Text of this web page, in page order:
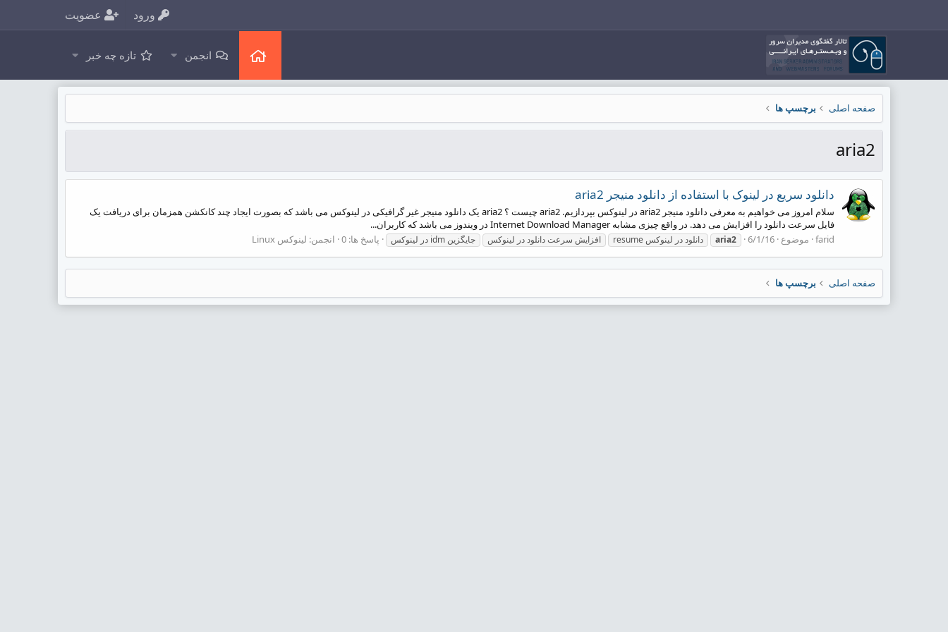
ورود عضویت
انجمن تازه چه خبر
صفحه اصلی برچسپ ها
aria2
دانلود سریع در لینوک با استفاده از دانلود منیجر aria2
سلام امروز می خواهیم به معرفی دانلود منیجر aria2 در لینوکس بپردازیم. aria2 چیست ؟ aria2 یک دانلود منیجر غیر گرافیکی در لینوکس می باشد که بصورت ایجاد چند کانکشن همزمان برای دریافت یک
فایل سرعت دانلود را افزایش می دهد. در واقع چیزی مشابه Internet Download Manager در ویندوز می باشد که کاربران...
farid موضوع 6/1/16
aria2 resume دانلود در لینوکس افزایش سرعت دانلود در لینوکس جایگزین idm در لینوکس پاسخ ها: 0 انجمن: لینوکس Linux
صفحه اصلی برچسپ ها